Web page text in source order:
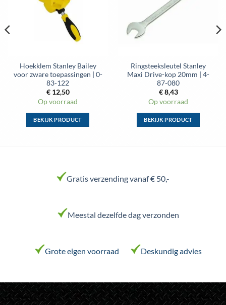
worden
op
de
productpagina
Hoekklem Stanley Bailey
voor zware toepassingen | 0-
83-122
€12,50
Op voorraad
BEKIJK PRODUCT
variaties.
Deze
gekozen
de
productpagina
Ringsteeksleutel Stanley
Maxi Drive-kop 20mm | 4-
87-080
€8,43
Op voorraad
BEKIJK PRODUCT
gekozen
de
productpagina
Gratis verzending vanaf € 50,-
Meestal dezelfde dag verzonden
Grote eigen voorraad Deskundig advies